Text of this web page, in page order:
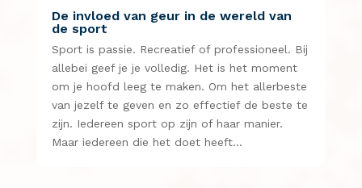
De invloed van geur in de wereld van
de sport
Sport is passie. Recreatief of professioneel. Bij
allebei geef je je volledig. Het is het moment
om je hoofd leeg te maken. Om het allerbeste
van jezelf te geven en zo effectief de beste te
zijn. Iedereen sport op zijn of haar manier.
Maar iedereen die het doet heeft…